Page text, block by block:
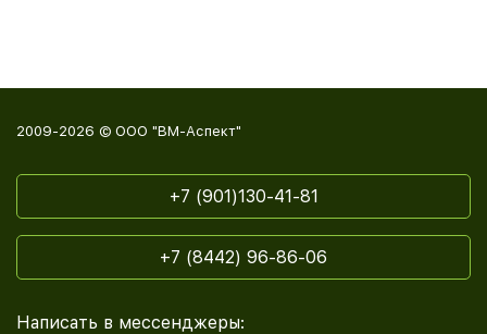
2009-2026 © ООО "ВМ-Аспект"
+7 (901)130-41-81
+7 (8442) 96-86-06
Написать в мессенджеры: